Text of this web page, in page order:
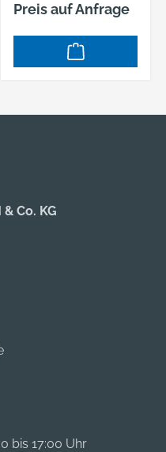
Preis auf Anfrage
Co. KG
bis 17:00 Uhr